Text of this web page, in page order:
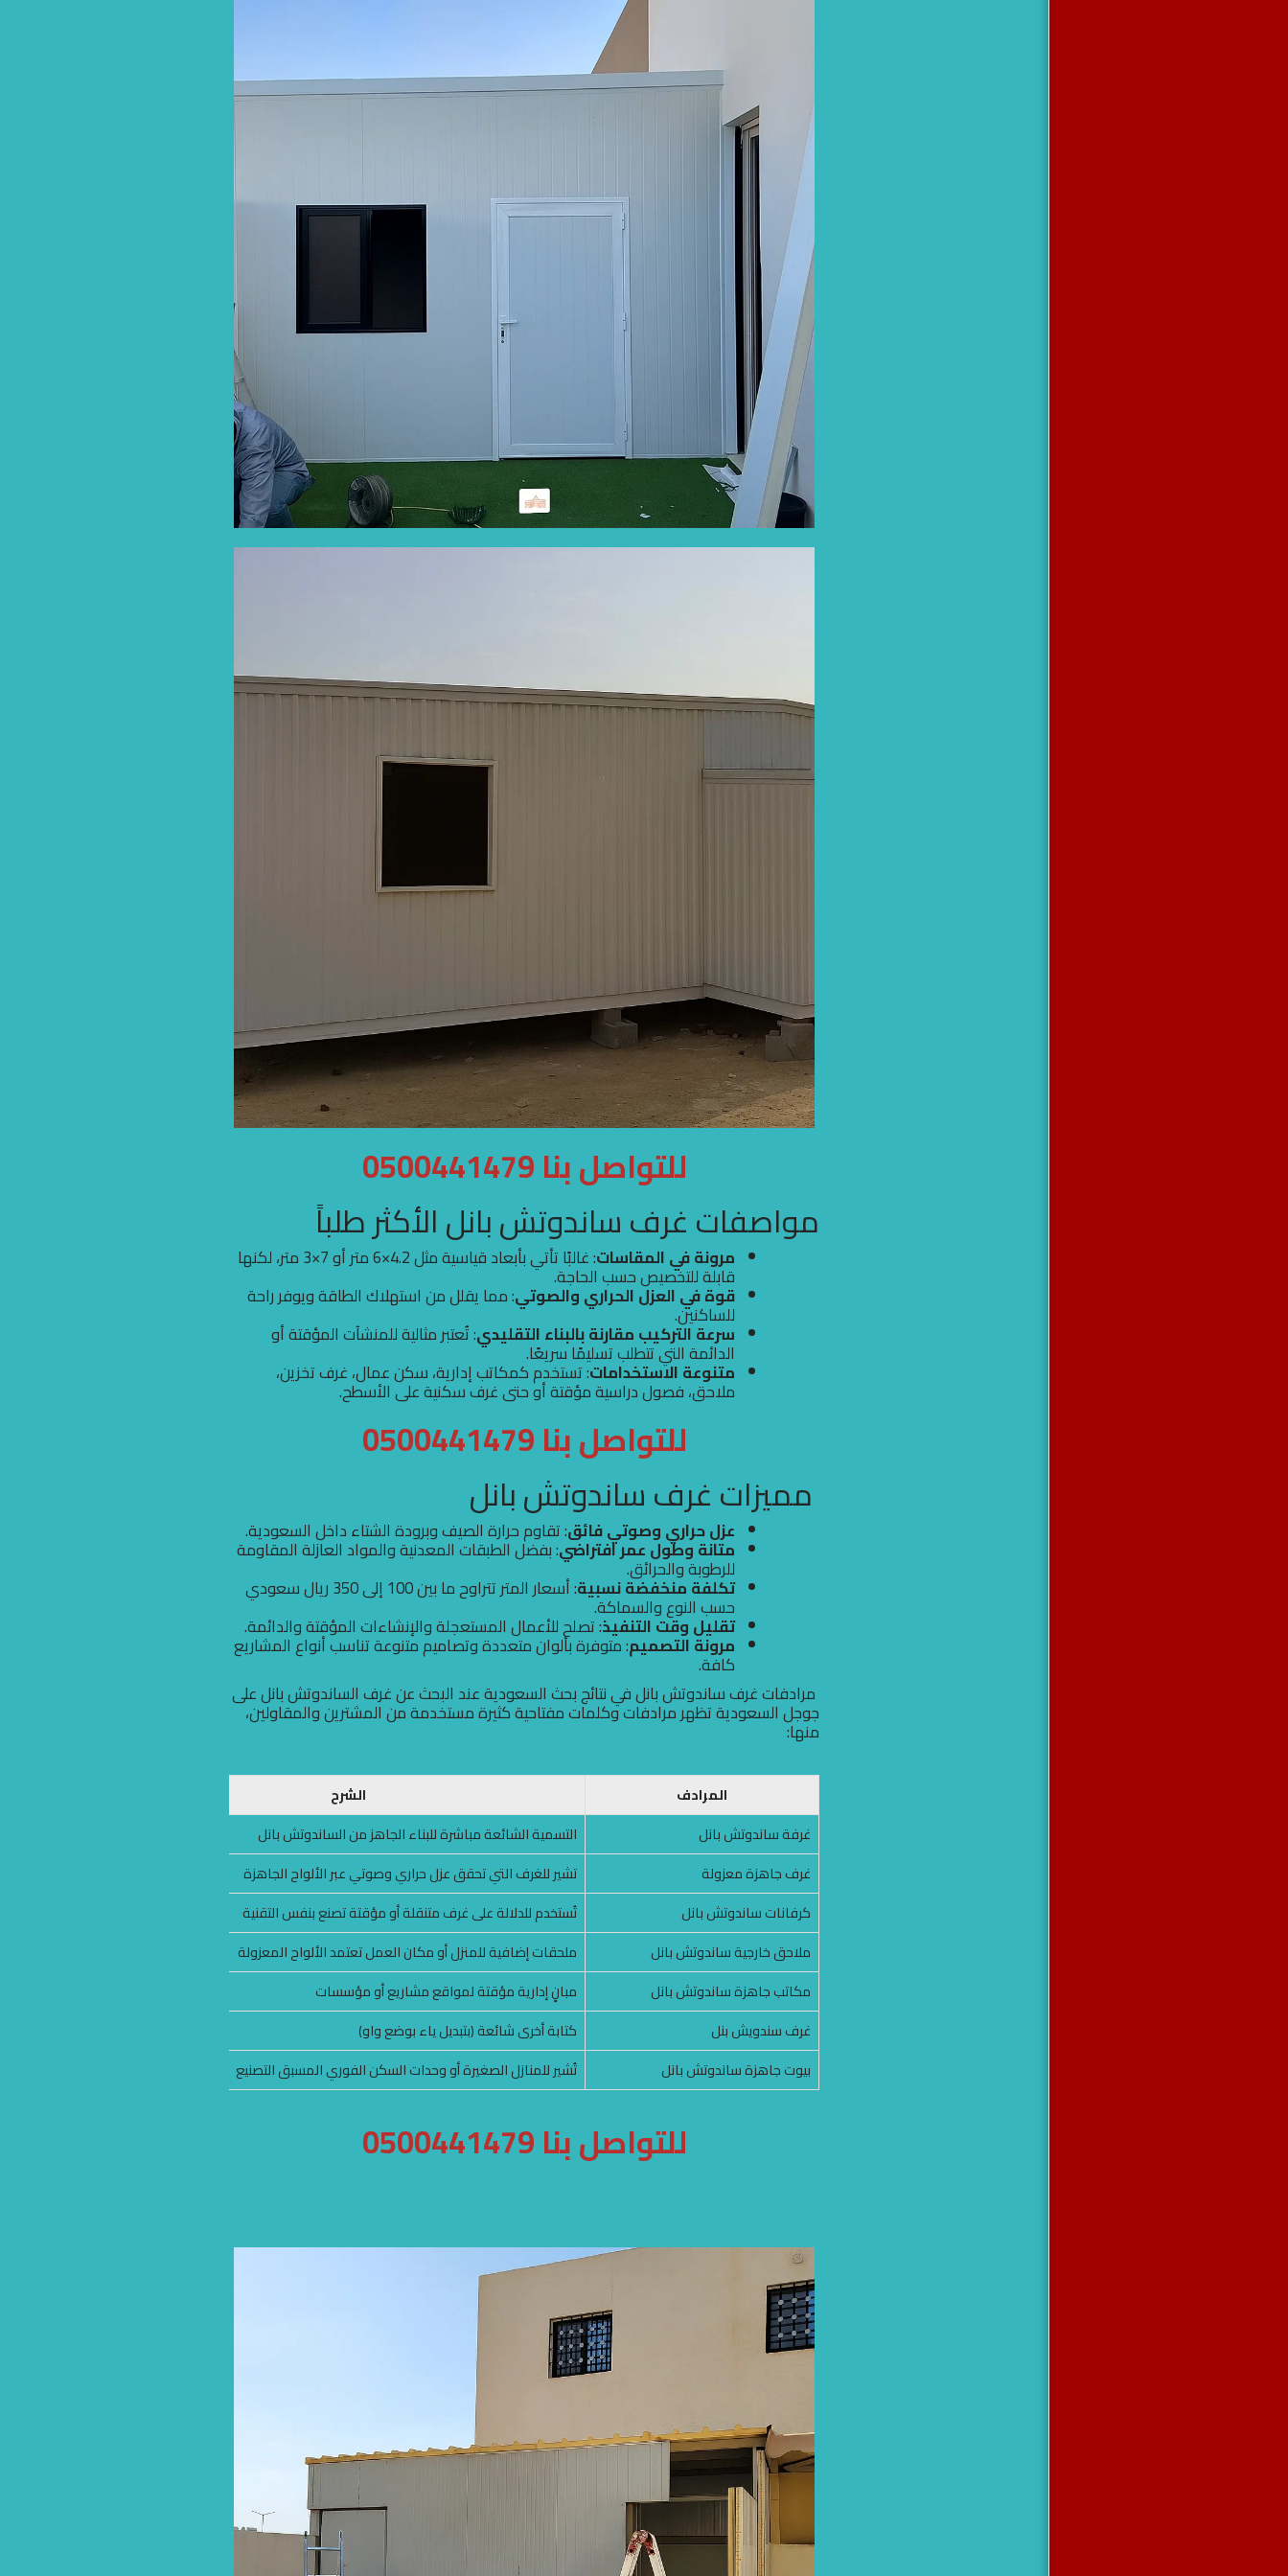
للتواصل بنا 0500441479
مواصفات غرف ساندوتش بانل الأكثر طلباً
مرونة في المقاسات : غالبًا تأتي بأبعاد قياسية مثل 4.2×6 متر أو 7×3 متر، لكنها
قابلة للتخصيص حسب الحاجة.
قوة في العزل الحراري والصوتي: مما يقلل من استهلاك الطاقة ويوفر راحة
للساكنين.
سرعة التركيب مقارنة بالبناء التقليدي: تُعتبر مثالية للمنشآت المؤقتة أو
الدائمة التي تتطلب تسليمًا سريعًا.
متنوعة الاستخدامات: تستخدم كمكاتب إدارية، سكن عمال، غرف تخزين،
ملاحق، فصول دراسية مؤقتة أو حتى غرف سكنية على الأسطح.
للتواصل بنا 0500441479
مميزات غرف ساندوتش بانل
عزل حراري وصوتي فائق: تقاوم حرارة الصيف وبرودة الشتاء داخل السعودية.
متانة وطول عمر افتراضي: بفضل الطبقات المعدنية والمواد العازلة المقاومة
للرطوبة والحرائق.
تكلفة منخفضة نسبية : أسعار المتر تتراوح ما بين 100 إلى 350 ريال سعودي
حسب النوع والسماكة.
تقليل وقت التنفيذ: تصلح للأعمال المستعجلة والإنشاءات المؤقتة والدائمة.
مرونة التصميم: متوفرة بألوان متعددة وتصاميم متنوعة تناسب أنواع المشاريع
كافة.
مرادفات غرف ساندوتش بانل في نتائج بحث السعودية عند البحث عن غرف الساندوتش بانل على
جوجل السعودية تظهر مرادفات وكلمات مفتاحية كثيرة مستخدمة من المشترين والمقاولين،
منها:
المرادف
الشرح
غرفة ساندوتش بانل
التسمية الشائعة مباشرة للبناء الجاهز من الساندوتش بانل
غرف جاهزة معزولة
تشير للغرف التي تحقق عزل حراري وصوتي عبر الألواح الجاهزة
كرفانات ساندوتش بانل
تُستخدم للدلالة على غرف متنقلة أو مؤقتة تصنع بنفس التقنية
ملاحق خارجية ساندوتش بانل
ملحقات إضافية للمنزل أو مكان العمل تعتمد الألواح المعزولة
مكاتب جاهزة ساندوتش بانل
مبانٍ إدارية مؤقتة لمواقع مشاريع أو مؤسسات
غرف سندويش بنل
كتابة أخرى شائعة (بتبديل ياء بوضع واو)
بيوت جاهزة ساندوتش بانل
تُشير للمنازل الصغيرة أو وحدات السكن الفوري المسبق التصنيع
للتواصل بنا 0500441479